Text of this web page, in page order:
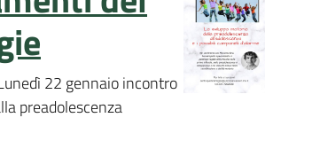
22 gennaio incontro
preadolescenza